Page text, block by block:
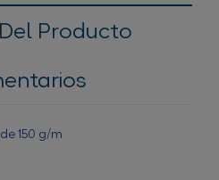
Producto
150 g/m